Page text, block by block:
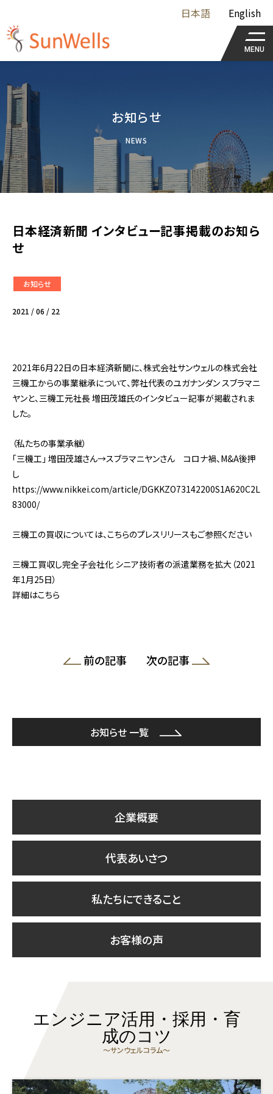
日本語 English
MENU
お知らせ
NEWS
日本経済新聞 インタビュー記事掲載のお知ら
せ
お知らせ
2021 / 06 / 22
2021年6月22日の日本経済新聞に、株式会社サンウェルの株式会社
三機工からの事業継承について、弊社代表のユガナンダン スブラマニ
ヤンと、三機工元社長 増田茂雄氏のインタビュー記事が掲載されま
した。
（私たちの事業承継）
「三機工」 増田茂雄さん→スブラマニヤンさん コロナ禍、M&A後押
し
https://www.nikkei.com/article/DGKKZO73142200S1A620C2L
83000/
三機工の買収については、こちらのプレスリリースもご参照ください
三機工買収し完全子会社化 シニア技術者の派遣業務を拡大（2021
年1月25日）
詳細はこちら
前の記事 次の記事
お知らせ 一覧
企業概要
代表あいさつ
私たちにできること
お客様の声
エンジニア活用・採用・育
成のコツ
〜サンウェルコラム〜